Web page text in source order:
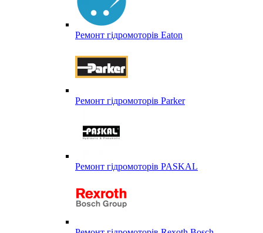
Ремонт гідромоторів Eaton
Ремонт гідромоторів Parker
Ремонт гідромоторів PASKAL